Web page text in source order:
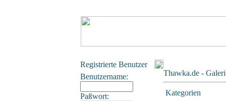
Registrierte Benutzer
Benutzername:
Paßwort:
Thawka.de -
Kategorien